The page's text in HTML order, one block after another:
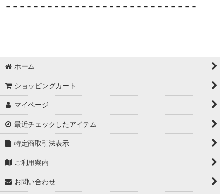
＝＝＝＝＝＝＝＝＝＝＝＝＝＝＝＝＝＝＝＝＝＝＝＝＝＝＝＝
ホーム
ショッピングカート
マイページ
最近チェックしたアイテム
特定商取引法表示
ご利用案内
お問い合わせ